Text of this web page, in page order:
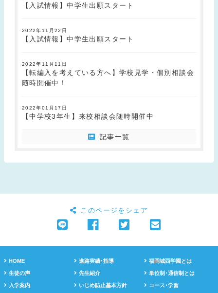
【入試情報】中学生出願スタート
2022年11月22日
【入試情報】中学生出願スタート
2022年11月11日
【転編入を考えている方へ】学校見学・個別相談会
随時開催中！
2022年01月17日
【中学校3年生】来校相談会随時開催中
記事一覧
このページをシェア
HOME 進路実績･指導 福岡城西学園とは
生徒の声 先生紹介 単位制･通信制とは
入学案内 いじめ防止基本方針 コース･学習